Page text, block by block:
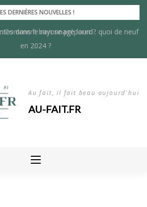
DERNIÈRES NOUVELLES !
: Comment bien se préparer ?
dans le rayonnage lourd : quoi de neuf
en 2024 ?
Au fait, il fait beau aujourd'hui
AU-FAIT.FR